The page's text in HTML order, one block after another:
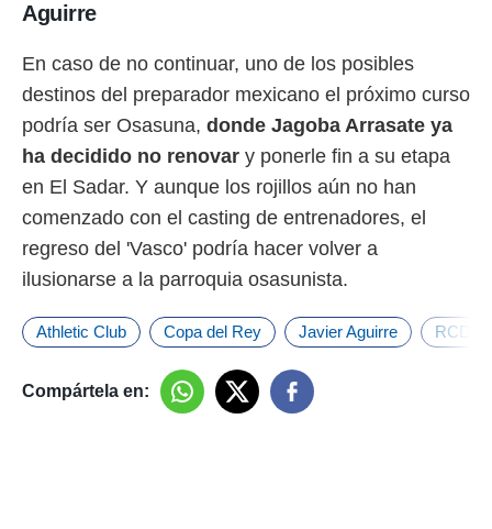
Aguirre
En caso de no continuar, uno de los posibles
destinos del preparador mexicano el próximo curso
podría ser Osasuna, donde Jagoba Arrasate ya
ha decidido no renovar y ponerle fin a su etapa
en El Sadar. Y aunque los rojillos aún no han
comenzado con el casting de entrenadores, el
regreso del 'Vasco' podría hacer volver a
ilusionarse a la parroquia osasunista.
Athletic Club Copa del Rey Javier Aguirre RCD
Compártela en: